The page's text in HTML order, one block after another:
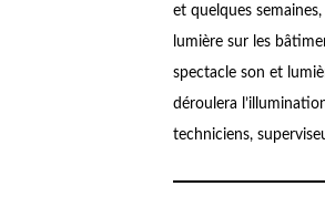
et quelques
lumière sur les
spectacle son et
déroulera
techniciens,